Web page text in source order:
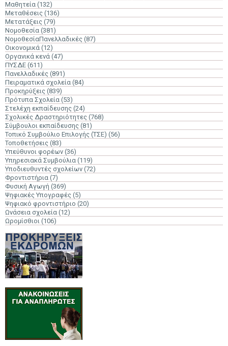
Μαθητεία (132)
Μεταθέσεις (136)
Μετατάξεις (79)
Νομοθεσία (381)
ΝομοθεσίαΠανελλαδικές (87)
Οικονομικά (12)
Οργανικά κενά (47)
ΠΥΣΔΕ (611)
Πανελλαδικές (891)
Πειραματικά σχολεία (84)
Προκηρύξεις (839)
Πρότυπα Σχολεία (53)
Στελέχη εκπαίδευσης (24)
Σχολικές Δραστηριότητες (768)
Σύμβουλοι εκπαίδευσης (81)
Τοπικό Συμβούλιο Επιλογής (ΤΣΕ) (56)
Τοποθετήσεις (83)
Υπεύθυνοι φορέων (36)
Υπηρεσιακά Συμβούλια (119)
Υποδιευθυντές σχολείων (72)
Φροντιστήρια (7)
Φυσική Αγωγή (369)
Ψηφιακές Υπογραφές (5)
Ψηφιακό φροντιστήριο (20)
Ωνάσεια σχολεία (12)
Ωρομίσθιοι (106)